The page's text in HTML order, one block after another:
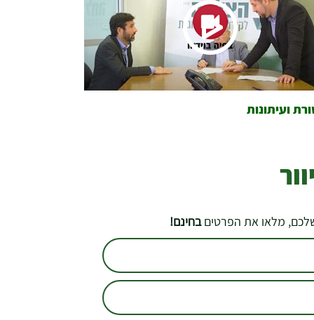
ועיתונות